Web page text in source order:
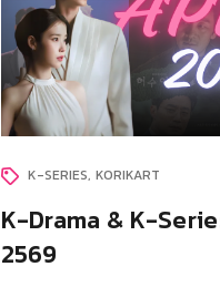
K-SERIES KORIKART
K-Drama & K-
2569